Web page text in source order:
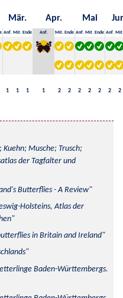
Mär. Apr. Mai
Anf. Mit. Ende Anf. Mit. Ende Anf. Mit. Ende Anf. Mit.
1 1 1 1 2 2 2 2 2 2 2
Musche; Trusch;
der Tagfalter und
Butterflies - A Review
Holsteins, Atlas der
in Britain and Ireland
Baden-Württembergs.